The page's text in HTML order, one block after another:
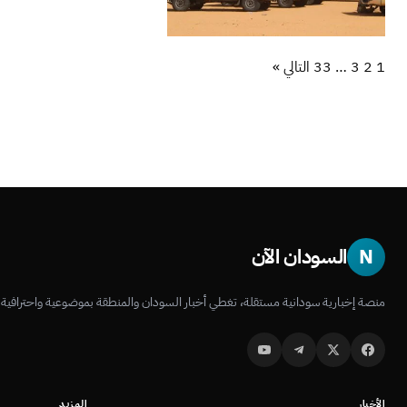
1
2
3
…
33 التالي »
N السودان الآن
منصة إخبارية سودانية مستقلة، تغطي أخبار السودان والمنطقة بموضوعية
الأخبار المزيد